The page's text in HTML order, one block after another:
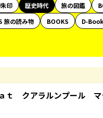
印 歴史時代 旅の図鑑
旅の読み物 BOOKS
D-
ｔ クアラルンプール マ